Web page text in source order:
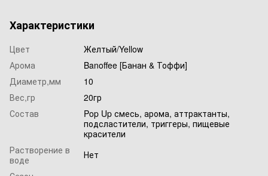
Характеристики
Цвет
Желтый/Yellow
Арома
Banoffee [Банан & Тоффи]
Диаметр,мм
10
Вес,гр
20гр
Состав
Pop Up смесь, арома, аттрактанты,
подсластители, триггеры, пищевые
красители
Растворение в
воде
Нет